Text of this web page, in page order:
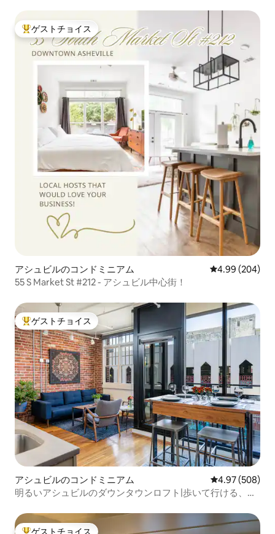
大好評のゲストチョイスです。
ゲストチョイス
アシュビルのコンドミニアム レビュー204
4.99 (204)
55 S Market St #212 - アシュビル中心街！
大好評のゲストチョイスです。
ゲストチョイス
アシュビルのコンドミニアム レビュー508
4.97 (508)
明るいアシュビルのダウンタウンロフト|歩いて行ける、バ
ゲストチョイス